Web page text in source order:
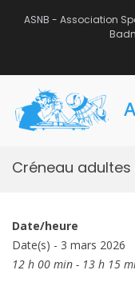
ASNB - Association
Créneau adultes
Date/heure
Date(s) - 3 mars 2026
12 h 00 min - 13 h 15